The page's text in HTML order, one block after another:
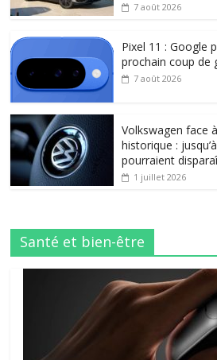
7 août 2026
Pixel 11 : Google
prochain coup de
7 août 2026
Volkswagen face
historique :
pourraient
1 juillet 2026
Santé et bien-être